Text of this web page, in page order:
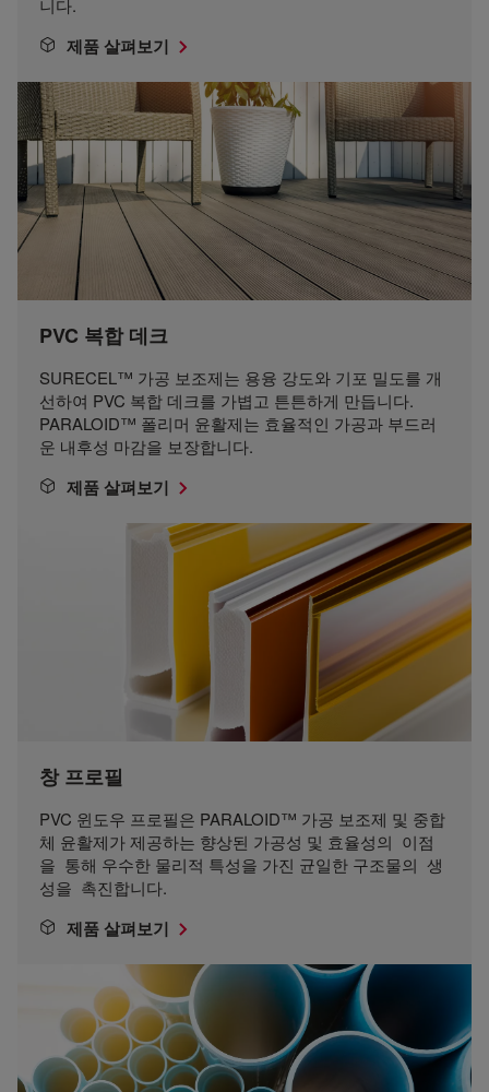
니다.
제품 살펴보기
PVC 복합 데크
SURECEL™ 가공 보조제는 용융 강도와 기포 밀도를 개
선하여 PVC 복합 데크를 가볍고 튼튼하게 만듭니다.
PARALOID™ 폴리머 윤활제는 효율적인 가공과 부드러
운 내후성 마감을 보장합니다.
제품 살펴보기
창 프로필
PVC 윈도우 프로필은 PARALOID™ 가공 보조제 및 중합
체 윤활제가 제공하는 향상된 가공성 및 효율성의 이점
을 통해 우수한 물리적 특성을 가진 균일한 구조물의 생
성을 촉진합니다.
제품 살펴보기